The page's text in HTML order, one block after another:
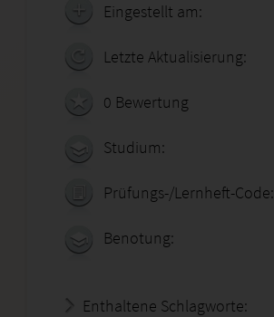
Eingestellt am:
Letzte Aktualisierung:
0 Bewertung
Studium:
Prüfungs-/Lernheft-Code:
Benotung:
Enthaltene Schlagworte: